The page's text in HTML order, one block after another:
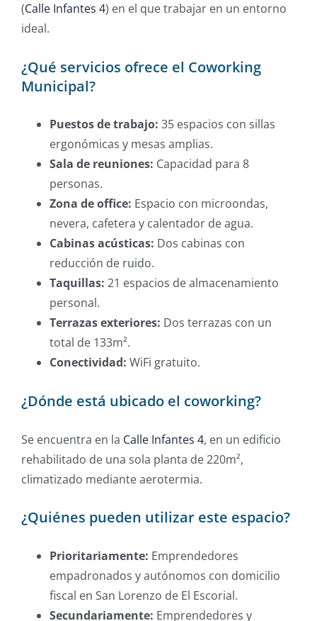
(Calle Infantes 4) en el que trabajar en un entorno
ideal.
¿Qué servicios ofrece el Coworking
Municipal?
Puestos de trabajo: 35 espacios con sillas
ergonómicas y mesas amplias.
Sala de reuniones: Capacidad para 8
personas.
Zona de office: Espacio con microondas,
nevera, cafetera y calentador de agua.
Cabinas acústicas: Dos cabinas con
reducción de ruido.
Taquillas: 21 espacios de almacenamiento
personal.
Terrazas exteriores: Dos terrazas con un
total de 133m².
Conectividad: WiFi gratuito.
¿Dónde está ubicado el coworking?
Se encuentra en la Calle Infantes 4, en un edificio
rehabilitado de una sola planta de 220m²,
climatizado mediante aerotermia.
¿Quiénes pueden utilizar este espacio?
Prioritariamente: Emprendedores
empadronados y autónomos con domicilio
fiscal en San Lorenzo de El Escorial.
Secundariamente: Emprendedores y